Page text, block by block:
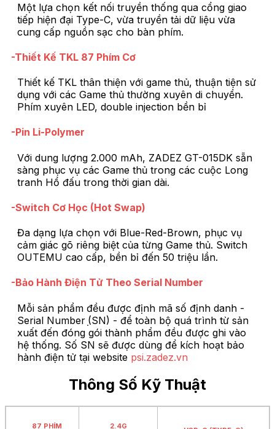
Một lựa chọn kết nối truyền thống qua cổng giao
tiếp hiện đại Type-C, vừa truyền tải dữ liệu vừa
cung cấp nguồn sạc cho bàn phím.
-Thiết Kế TKL 87 Phím Cơ
Thiết kế TKL thân thiện với game thủ, thuận tiện sử
dụng với các Game thủ thường xuyên di chuyển.
Phím xuyên LED, double injection bền bỉ
-Pin Li-Polymer
Với dung lượng 2.000 mAh, ZADEZ GT-015DK sẵn
sàng phục vụ các Game thủ trong các cuộc Long
tranh Hổ đấu trong thời gian dài.
-Switch Cơ Học (Hot Swap)
Đa dạng lựa chọn với Blue-Red-Brown, phục vụ
cảm giác gõ riêng biệt của từng Game thủ. Switch
OUTEMU cao cấp, bền bỉ đến 50 triệu lần.
-Bảo Hành Điện Tử Theo Serial Number
Mỗi sản phẩm đều được định mã số định danh -
Serial Number ̣(SN) - để toàn bộ quá trình từ sản
xuất đến đóng gói thành phẩm đều được ghi vào
hệ thống. Số SN sẽ được dùng để kích hoạt bảo
hành điện tử tại website psi.zadez.vn
Thông Số Kỹ Thuật
87 PHÍM 2.4G